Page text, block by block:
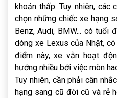
khoản thấp. Tuy nhiên, các
chọn những chiếc xe hạng
Benz, Audi, BMW... có
dòng xe Lexus của Nhật,
điểm này, xe vẫn hoạt
hưởng nhiều bởi việc mòn
Tuy nhiên, cần phải cân
hạng sang cũ đời cũ và rẻ